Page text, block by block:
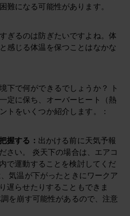
難になる可能性があります。
ぎるのは防ぎたいですよね。体
感じる体温を保つことはなかな
下で何ができるでしょうか？ ト
定に保ち、オーバーヒート（熱
トをいくつか紹介します。：
握する ： 出かける前に天気予報
さい。 炎天下の場合は、エアコ
で運動することを検討してくだ
気温が下がったときにワークア
遅らせたりすることもできま
を崩す可能性があるので、注意